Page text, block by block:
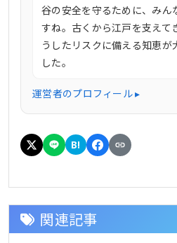
谷の安全を守るために、みん
すね。古くから江戸を支えて
うしたリスクに備える知恵が
した。
運営者のプロフィール ▸
B!
関連記事